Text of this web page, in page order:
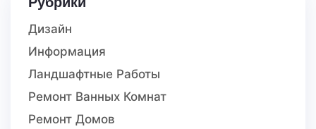
Дизайн
Информация
Ландшафтные Работы
Ремонт Ванных Комнат
Ремонт Домов